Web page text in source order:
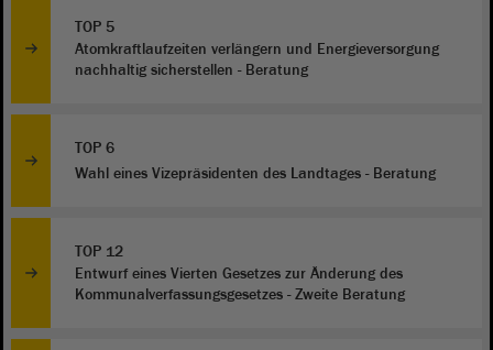
TOP 5
Atomkraftlaufzeiten verlängern und Energieversorgung
nachhaltig sicherstellen - Beratung
TOP 6
Wahl eines Vizepräsidenten des Landtages - Beratung
TOP 12
Entwurf eines Vierten Gesetzes zur Änderung des
Kommunalverfassungsgesetzes - Zweite Beratung